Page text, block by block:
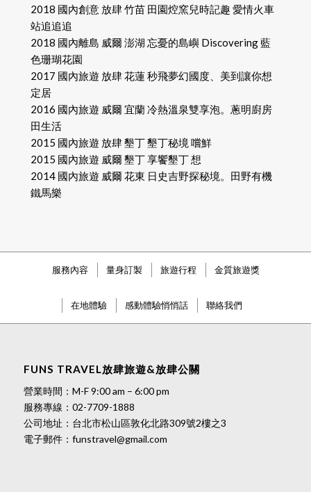
2018 國內創意 放肆 竹苗 田園焢窯兒時記趣 愛情火車
站追追追
2018 國內離島 威爾 澎湖 忘憂的島嶼 Discovering 藍
色珊瑚花園
2017 國內旅遊 放肆 花蓮 秒飛夢幻國度、美到讓你想
定居
2016 國內旅遊 威爾 宜蘭 冷熱溫泉雙享泡。蔥明廚房
田生活
2015 國內旅遊 放肆 墾丁 墾丁秘境 嚐鮮
2015 國內旅遊 威爾 墾丁 享饗墾丁 想
2014 國內旅遊 威爾 花東 日史吉野探秘境。田野有機
鐵馬樂
服務內容 量身訂製 旅遊行程 金質旅遊獎
在地體驗 感動體驗悄悄話 聯絡我們
FUNS TRAVEL放肆旅遊&放肆公關
營業時間：M-F 9:00 am – 6:00 pm
服務專線： 02-7709-1888
公司地址：台北市松山區敦化北路309號2樓之3
電子郵件： funstravel@gmail.com